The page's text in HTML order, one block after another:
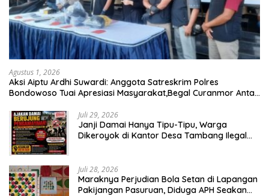
Agustus 1, 2026
Aksi Aiptu Ardhi Suwardi: Anggota Satreskrim Polres
Bondowoso Tuai Apresiasi Masyarakat,Begal Curanmor Antar
Juli 29, 2026
Janji Damai Hanya Tipu-Tipu, Warga
Dikeroyok di Kantor Desa Tambang Ilegal
Juli 28, 2026
Maraknya Perjudian Bola Setan di Lapangan
Pakijangan Pasuruan, Diduga APH Seakan